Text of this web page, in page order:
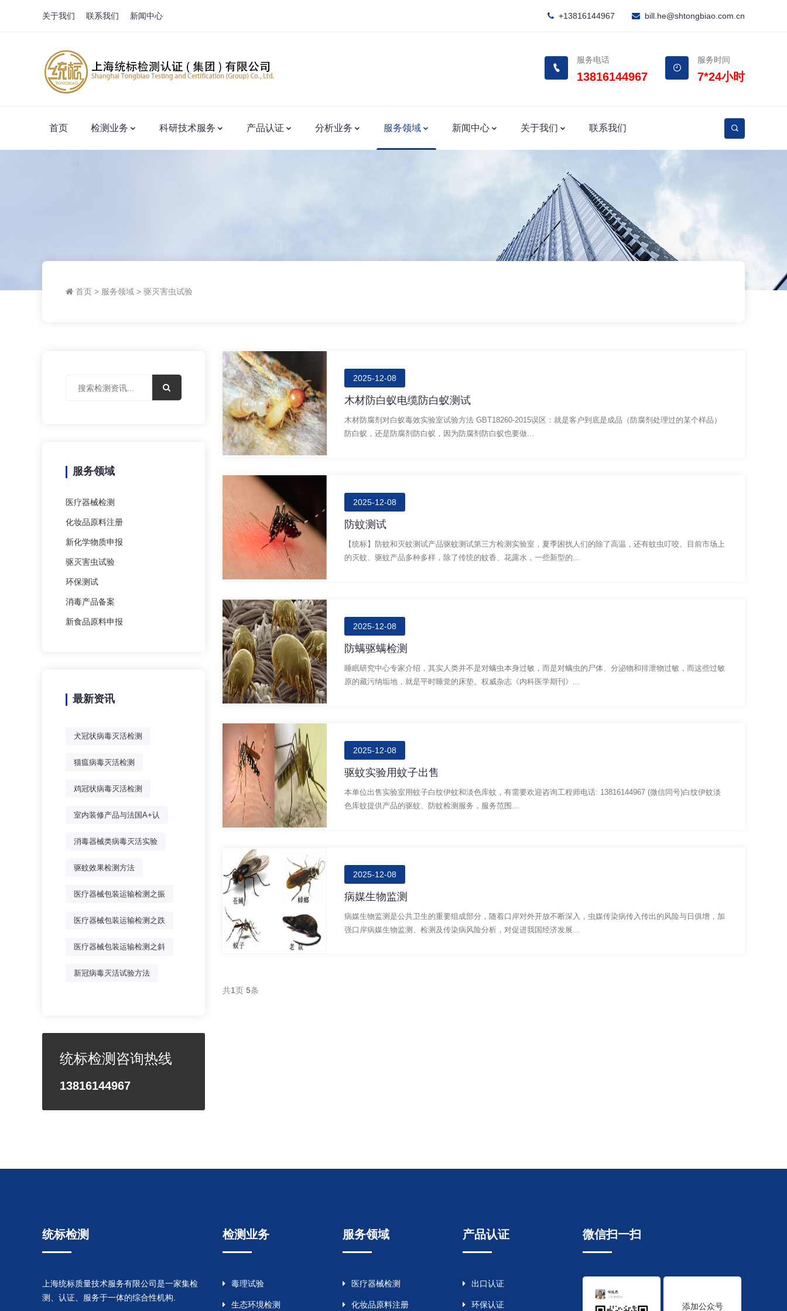
关于我们 联系我们 新闻中心 +13816144967 bill.he@shtongbiao.com.cn
服务电话
13816144967
服务时间
7*24小时
首页 检测业务 科研技术服务 产品认证 分析业务 服务领域 新闻中心 关于我们 联系我们
首页 > 服务领域 > 驱灭害虫试验
服务领域
医疗器械检测
化妆品原料注册
新化学物质申报
驱灭害虫试验
环保测试
消毒产品备案
新食品原料申报
最新资讯
犬冠状病毒灭活检测
猫瘟病毒灭活检测
鸡冠状病毒灭活检测
室内装修产品与法国A+认
消毒器械类病毒灭活实验
驱蚊效果检测方法
医疗器械包装运输检测之振
医疗器械包装运输检测之跌
医疗器械包装运输检测之斜
新冠病毒灭活试验方法
统标检测咨询热线
13816144967
2025-12-08
木材防白蚁电缆防白蚁测试
木材防腐剂对白蚁毒效实验室试验方法 GBT18260-2015误区：就是客户到底是成品（防腐剂处理过的某个样品）
防白蚁，还是防腐剂防白蚁，因为防腐剂防白蚁也要做...
2025-12-08
防蚊测试
【统标】防蚊和灭蚊测试产品驱蚊测试第三方检测实验室，夏季困扰人们的除了高温，还有蚊虫叮咬。目前市场上
的灭蚊、驱蚊产品多种多样，除了传统的蚊香、花露水，一些新型的...
2025-12-08
防螨驱螨检测
睡眠研究中心专家介绍，其实人类并不是对螨虫本身过敏，而是对螨虫的尸体、分泌物和排泄物过敏，而这些过敏
原的藏污纳垢地，就是平时睡觉的床垫。权威杂志《内科医学期刊》...
2025-12-08
驱蚊实验用蚊子出售
本单位出售实验室用蚊子白纹伊蚊和淡色库蚊，有需要欢迎咨询工程师电话: 13816144967 (微信同号)白纹伊蚊淡
色库蚊提供产品的驱蚊、防蚊检测服务，服务范围...
2025-12-08
病媒生物监测
病媒生物监测是公共卫生的重要组成部分，随着口岸对外开放不断深入，虫媒传染病传入传出的风险与日俱增，加
强口岸病媒生物监测、检测及传染病风险分析，对促进我国经济发展...
共1页 5条
统标检测
上海统标质量技术服务有限公司是一家集检
测、认证、服务于一体的综合性机构.
检测业务
毒理试验
生态环境检测
服务领域
医疗器械检测
化妆品原料注册
产品认证
出口认证
环保认证
微信扫一扫
添加公众号